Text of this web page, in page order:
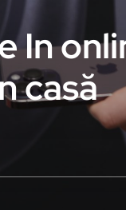
In
casă